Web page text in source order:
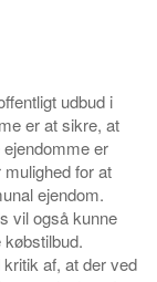
udbud i
er at sikre, at
er
mulighed for at
ejendom.
vil også kunne
af, at der ved